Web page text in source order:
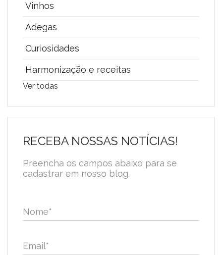
Vinhos
Adegas
Curiosidades
Harmonização e receitas
Ver todas
RECEBA NOSSAS NOTÍCIAS!
Preencha os campos abaixo para se
cadastrar em nosso blog.
Nome*
Email*